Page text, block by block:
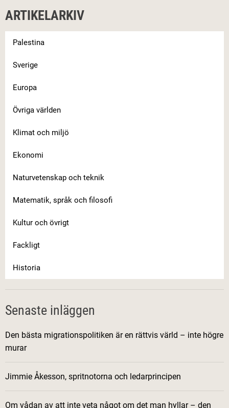
ARTIKELARKIV
Palestina
Sverige
Europa
Övriga världen
Klimat och miljö
Ekonomi
Naturvetenskap och teknik
Matematik, språk och filosofi
Kultur och övrigt
Fackligt
Historia
Senaste inläggen
Den bästa migrationspolitiken är en rättvis värld – inte högre
murar
Jimmie Åkesson, spritnotorna och ledarprincipen
Om vådan av att inte veta något om det man hyllar – den